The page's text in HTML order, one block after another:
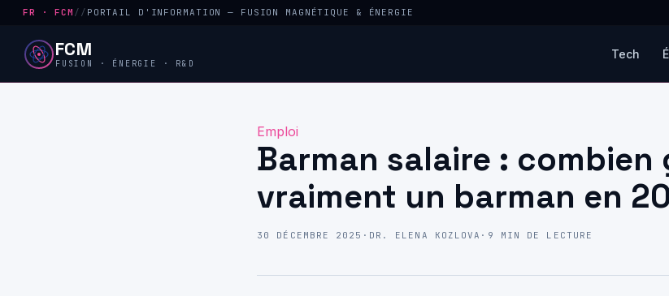
FR · FCM // PORTAIL D'INFORMATION — FUSION MAGNÉTIQUE & ÉNERGIE
FCM
FUSION · ÉNERGIE · R&D
Tech
Emploi
Barman salaire : combien
vraiment un barman en
30 DÉCEMBRE 2025 · DR. ELENA KOZLOVA · 9 MIN DE LECTURE